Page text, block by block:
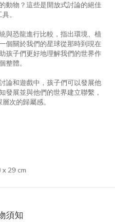
動物？這些是開放式討論的絕佳
。
與恐龍進行比較，指出環境、植
個關於我們的星球從那時到現在
孩子們更好地理解我們的世界作
整體。
論和遊戲中，孩子們可以發展他
發展並與他們的世界建立聯繫，
次的歸屬感。
x 29 cm
須知